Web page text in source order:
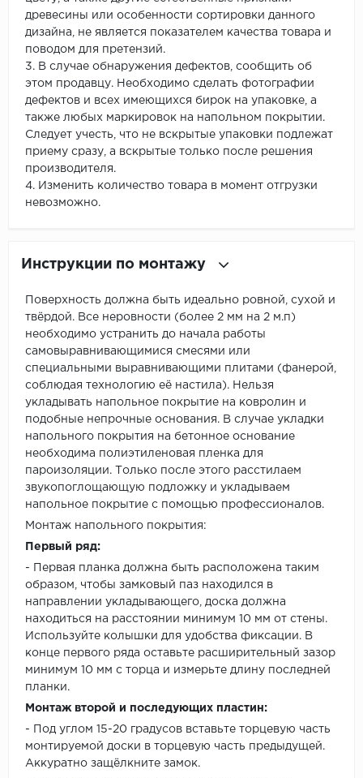
древесины или особенности сортировки данного
дизайна, не является показателем качества товара и
поводом для претензий.
3. В случае обнаружения дефектов, сообщить об
этом продавцу. Необходимо сделать фотографии
дефектов и всех имеющихся бирок на упаковке, а
также любых маркировок на напольном покрытии.
Следует учесть, что не вскрытые упаковки подлежат
приему сразу, а вскрытые только после решения
производителя.
4. Изменить количество товара в момент отгрузки
невозможно.
Инструкции по монтажу
Поверхность должна быть идеально ровной, сухой и
твёрдой. Все неровности (более 2 мм на 2 м.п)
необходимо устранить до начала работы
самовыравнивающимися смесями или
специальными выравнивающими плитами (фанерой,
соблюдая технологию её настила). Нельзя
укладывать напольное покрытие на ковролин и
подобные непрочные основания. В случае укладки
напольного покрытия на бетонное основание
необходима полиэтиленовая пленка для
пароизоляции. Только после этого расстилаем
звукопоглощающую подложку и укладываем
напольное покрытие с помощью профессионалов.
Монтаж напольного покрытия:
Первый ряд:
- Первая планка должна быть расположена таким
образом, чтобы замковый паз находился в
направлении укладывающего, доска должна
находиться на расстоянии минимум 10 мм от стены.
Используйте колышки для удобства фиксации. В
конце первого ряда оставьте расширительный зазор
минимум 10 мм с торца и измерьте длину последней
планки.
Монтаж второй и последующих пластин:
- Под углом 15-20 градусов вставьте торцевую часть
монтируемой доски в торцевую часть предыдущей.
Аккуратно защёлкните замок.